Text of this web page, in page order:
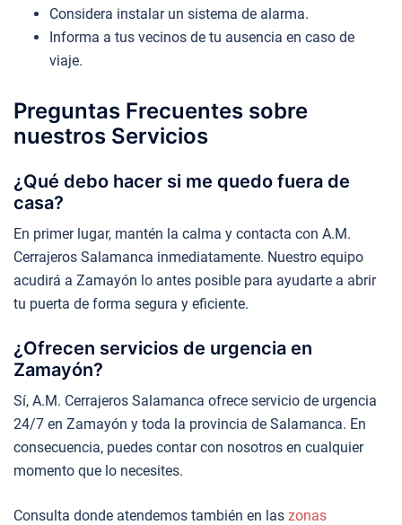
Considera instalar un sistema de alarma.
Informa a tus vecinos de tu ausencia en caso de
viaje.
Preguntas Frecuentes sobre
nuestros Servicios
¿Qué debo hacer si me quedo fuera de
casa?
En primer lugar, mantén la calma y contacta con A.M.
Cerrajeros Salamanca inmediatamente. Nuestro equipo
acudirá a Zamayón lo antes posible para ayudarte a abrir
tu puerta de forma segura y eficiente.
¿Ofrecen servicios de urgencia en
Zamayón?
Sí, A.M. Cerrajeros Salamanca ofrece servicio de urgencia
24/7 en Zamayón y toda la provincia de Salamanca. En
consecuencia, puedes contar con nosotros en cualquier
momento que lo necesites.
Consulta donde atendemos también en las zonas